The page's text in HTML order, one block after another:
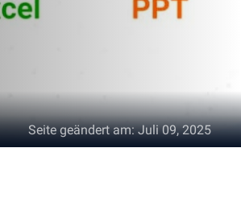
Seite geändert am:Juli 09, 2025